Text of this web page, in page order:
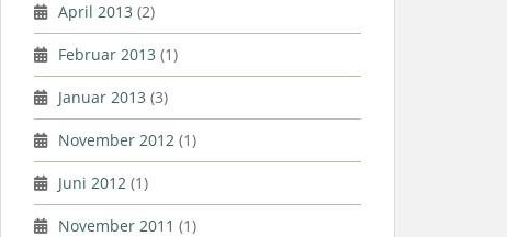
April 2013 (2)
Februar 2013 (1)
Januar 2013 (3)
November 2012 (1)
Juni 2012 (1)
November 2011 (1)